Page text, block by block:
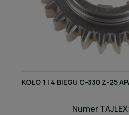
KOŁO 1 I 4 BIEGU C-330 Z-25
Numer